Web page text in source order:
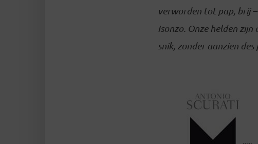
verworden tot pap, brij
Isonzo. Onze helden
snik, zonder aanzien